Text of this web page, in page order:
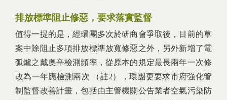
排放標準阻止修惡，要求落實監督
值得一提的是，經環團多次於研商會爭取後，目前的草
案中除阻止多項排放標準放寬修惡之外，另外新增了電
弧爐之戴奧辛檢測頻率，從原本的規定最長兩年一次修
改為一年應檢測兩次 （註2），環團更要求市府強化管
制監督改善計畫，包括由主管機關公告業者空氣污染防